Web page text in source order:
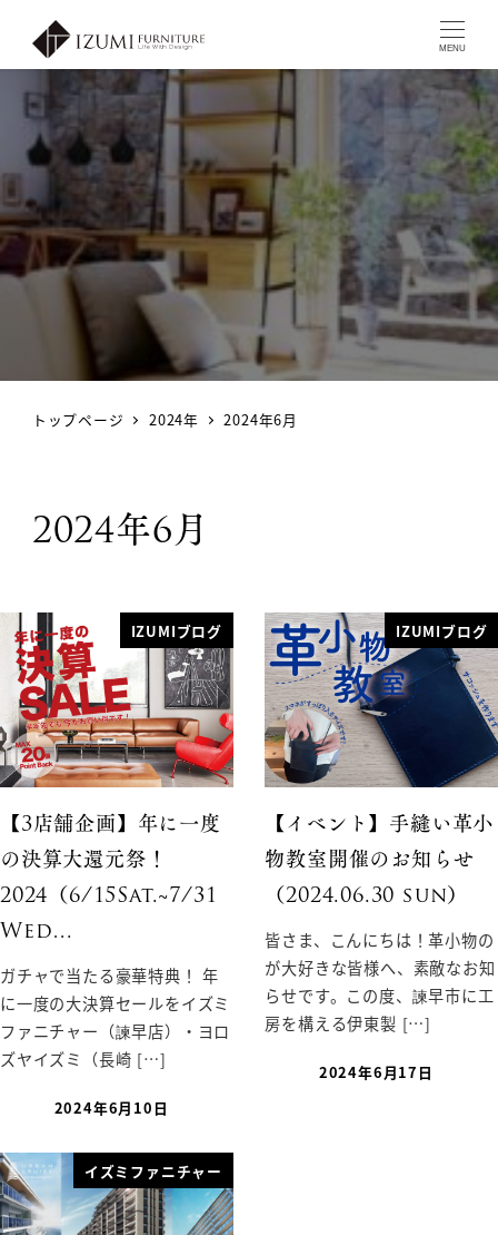
MENU
トップページ 2024年 2024年6月
2024年6月
IZUMIブログ
【3店舗企画】年に一度
の決算大還元祭！
2024（6/15Sat.~7/31
Wed…
ガチャで当たる豪華特典！ 年
に一度の大決算セールをイズミ
ファニチャー（諫早店）・ヨロ
ズヤイズミ（長崎 […]
2024年6月10日
IZUMIブログ
【イベント】手縫い革小
物教室開催のお知らせ
（2024.06.30 sun）
皆さま、こんにちは！革小物の
が大好きな皆様へ、素敵なお知
らせです。この度、諫早市に工
房を構える伊東製 […]
2024年6月17日
イズミファニチャー